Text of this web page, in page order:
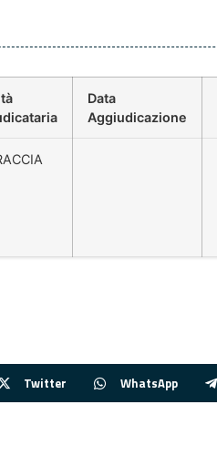
Data
Aggiudicazione
Twitter WhatsApp